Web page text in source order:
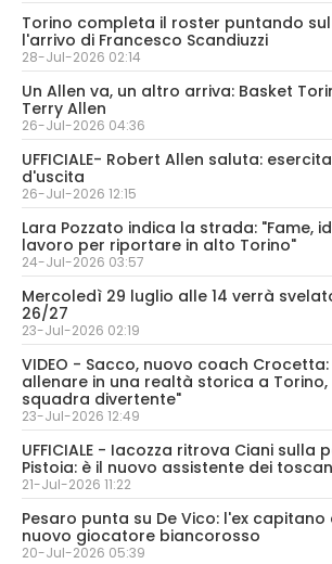
Torino completa il roster puntando
l'arrivo di Francesco Scandiuzzi
28-Jul-2026 02:14
Un Allen va, un altro arriva: Basket
Terry Allen
26-Jul-2026 04:36
UFFICIALE- Robert Allen saluta:
d'uscita
26-Jul-2026 12:15
Lara Pozzato indica la strada: "Fame,
lavoro per riportare in alto Torino"
24-Jul-2026 03:57
Mercoledì 29 luglio alle 14 verrà
26/27
23-Jul-2026 02:19
VIDEO - Sacco, nuovo coach
allenare in una realtà storica a
squadra divertente"
23-Jul-2026 12:49
UFFICIALE - Iacozza ritrova Ciani sulla
Pistoia: è il nuovo assistente dei
21-Jul-2026 11:22
Pesaro punta su De Vico: l'ex capitano
nuovo giocatore biancorosso
20-Jul-2026 05:39